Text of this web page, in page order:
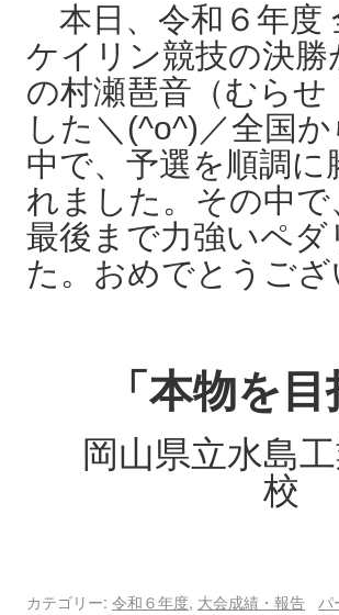
本日、令和６年度
ケイリン競技の決
の村瀬琶音（むら
した＼(^o^)／全国
中で、予選を順調
れました。その中
最後まで力強いペ
た。おめでとうござ
「本物を目
岡山県立水島
校
カテゴリー: 令和６年度, 大会成績・報告 パ